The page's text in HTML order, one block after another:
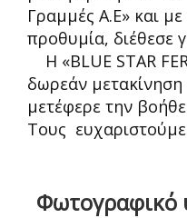
Γραμμές Α.Ε» και
προθυμία, διέθεσε
Η «BLUE STAR
δωρεάν
μετέφερε την
Τους
Φωτογραφικό